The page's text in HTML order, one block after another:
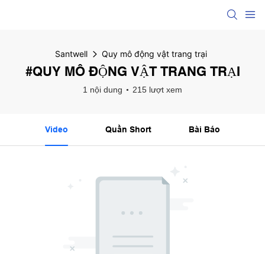
Santwell Quy mô động vật trang trại
#QUY MÔ ĐỘNG VẬT TRANG TRẠI
1 nội dung 215 lượt xem
Video Quần Short Bài Báo